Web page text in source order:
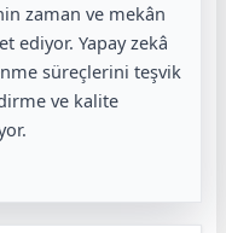
zaman ve mekân
ediyor. Yapay zekâ
süreçlerini teşvik
ve kalite